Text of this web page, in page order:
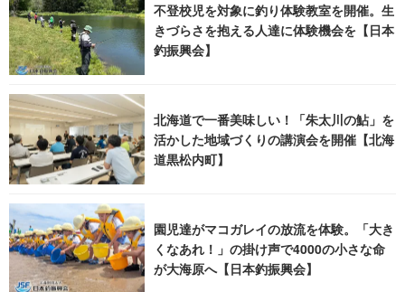
不登校児を対象に釣り体験教室を開催。生
きづらさを抱える人達に体験機会を【日本
釣振興会】
北海道で一番美味しい！「朱太川の鮎」を
活かした地域づくりの講演会を開催【北海
道黒松内町】
園児達がマコガレイの放流を体験。「大き
くなあれ！」の掛け声で4000の小さな命
が大海原へ【日本釣振興会】